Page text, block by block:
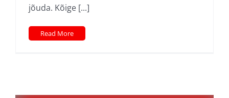
jõuda. Kõige [...]
Read More